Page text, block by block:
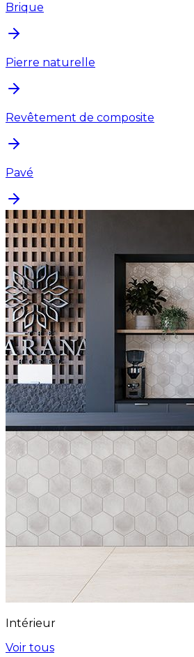
Brique
Pierre naturelle
Revêtement de composite
Pavé
Intérieur
Voir tous